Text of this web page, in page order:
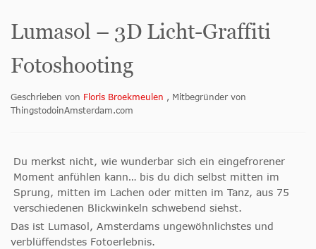
Lumasol – 3D Licht-Graffiti
Fotoshooting
Geschrieben von Floris Broekmeulen , Mitbegründer von
ThingstodoinAmsterdam.com
Du merkst nicht, wie wunderbar sich ein eingefrorener
Moment anfühlen kann… bis du dich selbst mitten im
Sprung, mitten im Lachen oder mitten im Tanz, aus 75
verschiedenen Blickwinkeln schwebend siehst.
Das ist Lumasol, Amsterdams ungewöhnlichstes und
verblüffendstes Fotoerlebnis.